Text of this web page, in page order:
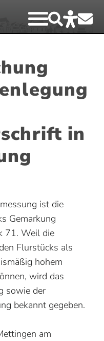
in
ist die
Gemarkung
71. Weil die
Flurstücks als
hohem
wird das
sowie der
bekannt gegeben.
am